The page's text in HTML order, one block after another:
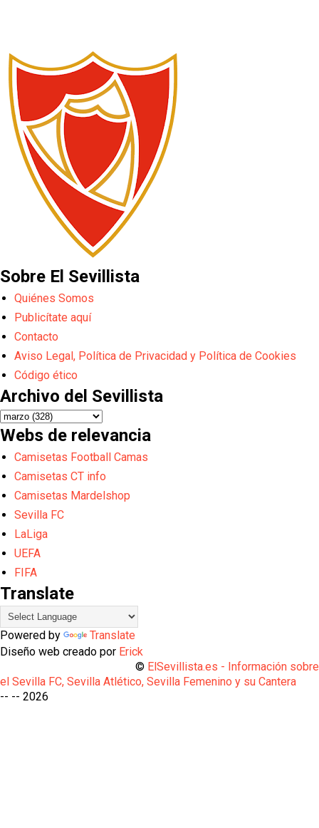
Sobre El Sevillista
Quiénes Somos
Publicítate aquí
Contacto
Aviso Legal, Política de Privacidad y Política de Cookies
Código ético
Archivo del Sevillista
Webs de relevancia
Camisetas Football Camas
Camisetas CT info
Camisetas Mardelshop
Sevilla FC
LaLiga
UEFA
FIFA
Translate
Powered by
Translate
Diseño web creado por Erick
© ElSevillista.es - Información sobre
el Sevilla FC, Sevilla Atlético, Sevilla Femenino y su Cantera
-- -- 2026